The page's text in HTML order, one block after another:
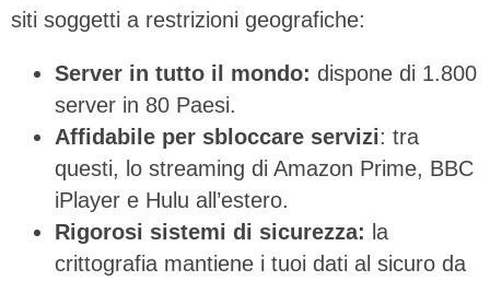
siti soggetti a restrizioni geografiche:
Server in tutto il mondo: dispone di 1.800
server in 80 Paesi.
Affidabile per sbloccare servizi: tra
questi, lo streaming di Amazon Prime, BBC
iPlayer e Hulu all’estero.
Rigorosi sistemi di sicurezza: la
crittografia mantiene i tuoi dati al sicuro da